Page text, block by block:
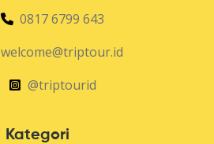
0817 6799 643
welcome@triptour.id
@triptourid
Kategori